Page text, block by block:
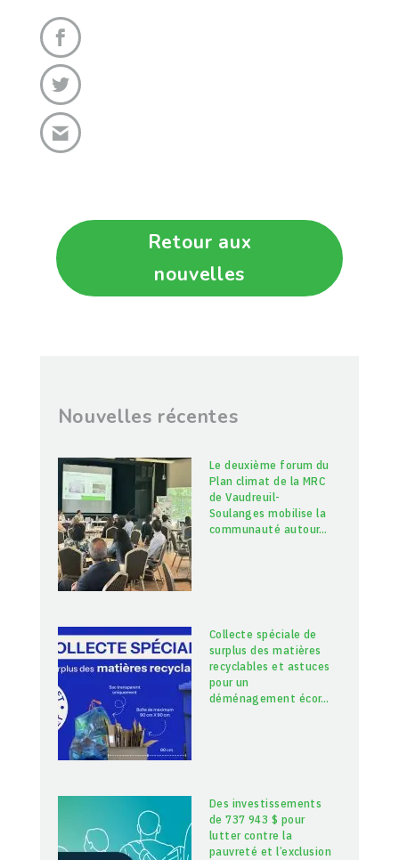
Retour aux
nouvelles
Nouvelles récentes
Le deuxième forum du
Plan climat de la MRC
de Vaudreuil-
Soulanges mobilise la
communauté autour…
Collecte spéciale de
surplus des matières
recyclables et astuces
pour un
déménagement écor…
Des investissements
de 737 943 $ pour
lutter contre la
pauvreté et l’exclusion